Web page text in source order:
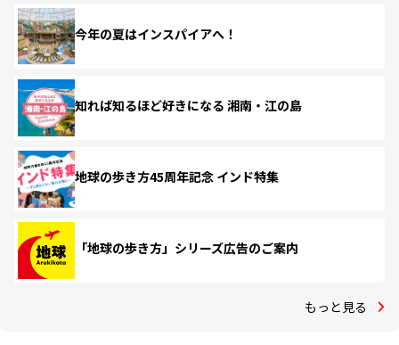
今年の夏はインスパイアへ！
知れば知るほど好きになる 湘南・江の島
地球の歩き方45周年記念 インド特集
「地球の歩き方」シリーズ広告のご案内
もっと見る